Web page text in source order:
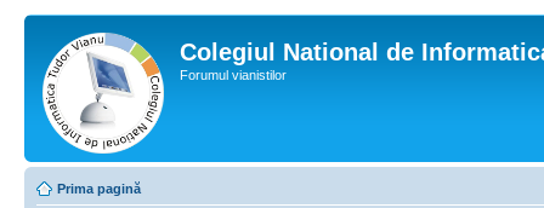
Colegiul National de
Forumul vianistilor
Prima pagină